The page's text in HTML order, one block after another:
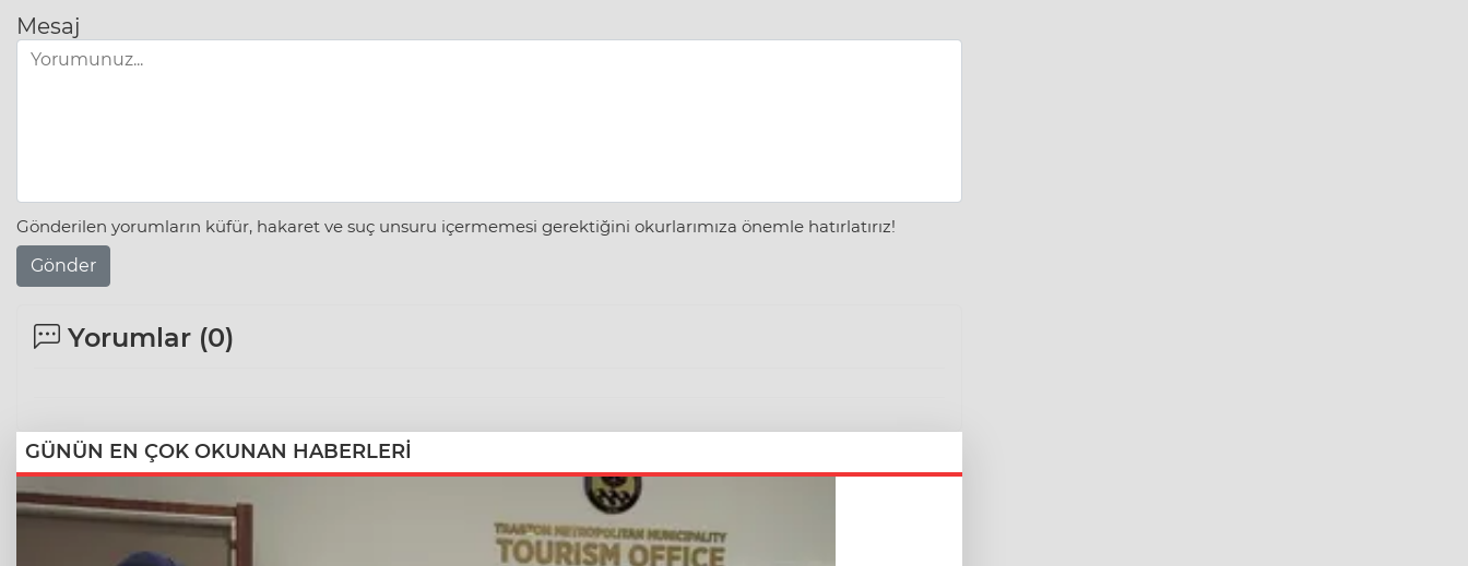
Mesaj
Gönderilen yorumların küfür, hakaret ve suç unsuru içermemesi gerektiğini okurlarımıza önemle hatırlatırız!
Gönder
Yorumlar (0)
GÜNÜN EN ÇOK OKUNAN HABERLERİ